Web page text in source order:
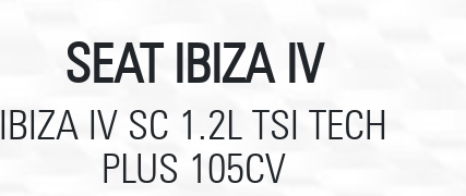
SEAT IBIZA IV
IBIZA IV SC 1.2L TSI TECH
PLUS 105CV